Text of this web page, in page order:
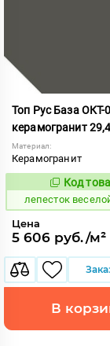
Топ Рус База ОКТ-
керамогранит
Материал:
Керамогранит
Код
лепесток
Цена
5 606 руб./м²
В